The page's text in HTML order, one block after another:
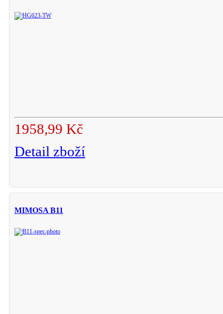
1958,99 Kč
Detail zboží
MIMOSA B11